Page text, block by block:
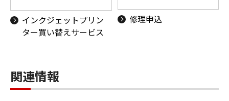
インクジェットプリン
ター買い替えサービス
修理申込
関連情報